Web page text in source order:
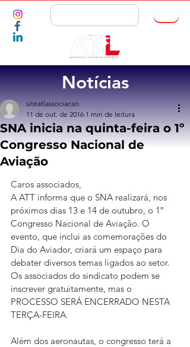
Notícias
SNA inicia na quinta-feira o 1º
Congresso Nacional de
Aviação
siteatlassociacao
11 de out. de 2016 1 min de leitura
Caros associados,
A ATT informa que o SNA realizará, nos
próximos dias 13 e 14 de outubro, o 1º
Congresso Nacional de Aviação. O
evento, que inclui as comemorações do
Dia do Aviador, criará um espaço para
debater diversos temas ligados ao setor.
Os associados do sindicato podem se
inscrever gratuitamente, mas o
PROCESSO SERÁ ENCERRADO NESTA
TERÇA-FEIRA.
Além dos aeronautas, o congresso terá a